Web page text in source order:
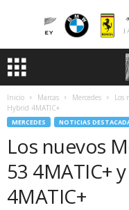
Inicio Marcas Mercedes
Los
Hybrid 4MATIC+
MERCEDES NOTICIAS
Los nuevos
53 4MATIC+
4MATIC+